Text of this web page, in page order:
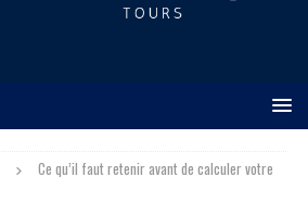
Ce qu’il faut retenir avant de calculer votre